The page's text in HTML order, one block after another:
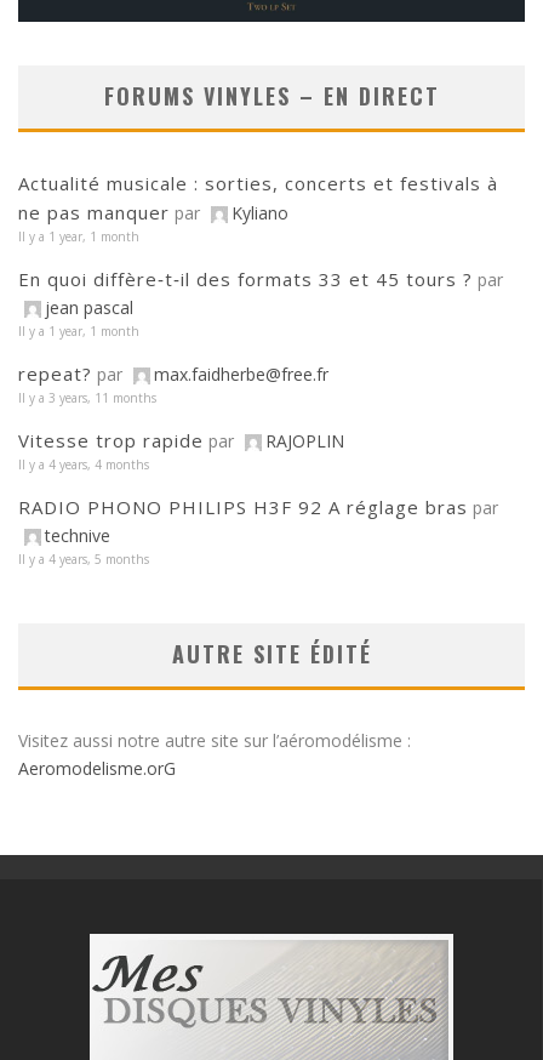
FORUMS VINYLES – EN DIRECT
Actualité musicale : sorties, concerts et festivals à
ne pas manquer par Kyliano
Il y a 1 year, 1 month
En quoi diffère‑t‑il des formats 33 et 45 tours ? par
jean pascal
Il y a 1 year, 1 month
repeat? par max.faidherbe@free.fr
Il y a 3 years, 11 months
Vitesse trop rapide par RAJOPLIN
Il y a 4 years, 4 months
RADIO PHONO PHILIPS H3F 92 A réglage bras par
technive
Il y a 4 years, 5 months
AUTRE SITE ÉDITÉ
Visitez aussi notre autre site sur l’aéromodélisme :
Aeromodelisme.orG